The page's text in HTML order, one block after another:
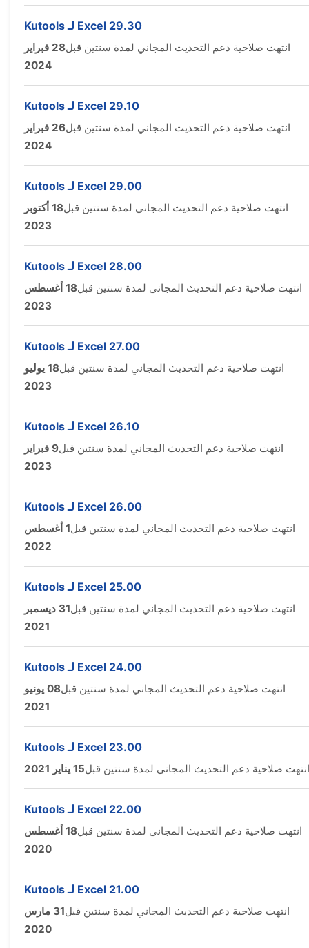
Kutools لـ Excel 29.30
انتهت صلاحية دعم التحديث المجاني لمدة سنتين قبل
28 فبراير
2024
Kutools لـ Excel 29.10
انتهت صلاحية دعم التحديث المجاني لمدة سنتين قبل
26 فبراير
2024
Kutools لـ Excel 29.00
انتهت صلاحية دعم التحديث المجاني لمدة سنتين قبل
18 أكتوبر
2023
Kutools لـ Excel 28.00
انتهت صلاحية دعم التحديث المجاني لمدة سنتين قبل
18 أغسطس
2023
Kutools لـ Excel 27.00
انتهت صلاحية دعم التحديث المجاني لمدة سنتين قبل
18 يوليو
2023
Kutools لـ Excel 26.10
انتهت صلاحية دعم التحديث المجاني لمدة سنتين قبل
9 فبراير
2023
Kutools لـ Excel 26.00
انتهت صلاحية دعم التحديث المجاني لمدة سنتين قبل
1 أغسطس
2022
Kutools لـ Excel 25.00
انتهت صلاحية دعم التحديث المجاني لمدة سنتين قبل
31 ديسمبر
2021
Kutools لـ Excel 24.00
انتهت صلاحية دعم التحديث المجاني لمدة سنتين قبل
08 يونيو
2021
Kutools لـ Excel 23.00
انتهت صلاحية دعم التحديث المجاني لمدة سنتين قبل15 يناير 2021
Kutools لـ Excel 22.00
انتهت صلاحية دعم التحديث المجاني لمدة سنتين قبل
18 أغسطس
2020
Kutools لـ Excel 21.00
انتهت صلاحية دعم التحديث المجاني لمدة سنتين قبل
31 مارس
2020